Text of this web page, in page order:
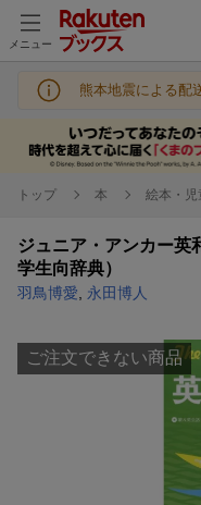
メニュー
熊本地震による配
トップ 本 絵本・児
ジュニア・アンカー
学生向辞典）
羽鳥博愛 永田博人
ご注文できない商品